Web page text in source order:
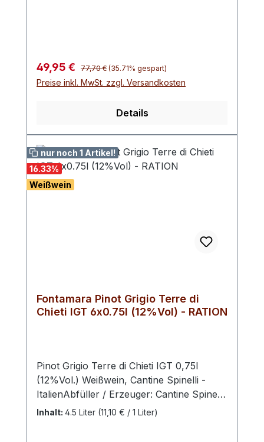
Verkaufspreis:
49,95 € Regulärer Preis:
77,70 € (35.71% gespart)
Preise inkl. MwSt. zzgl. Versandkosten
Details
nur noch 1 Artikel!
16.33%
Weißwein
Fontamara Pinot Grigio Terre di
Chieti IGT 6x0.75l (12%Vol) - RATION
Pinot Grigio Terre di Chieti IGT 0,75l
(12%Vol.) Weißwein, Cantine Spinelli -
ItalienAbfüller / Erzeuger: Cantine Spinelli
, Via Piana La Fara, 90, D, 66041 Atessa
Inhalt: 4.5 Liter (11,10 € / 1 Liter)